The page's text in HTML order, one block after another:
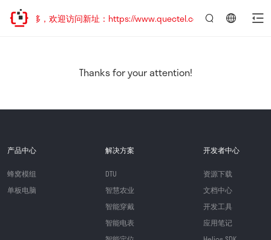
址已迁移，欢迎访问新址：https://www.quectel.com.cn
Thanks for your attention!
产品中心
蜂窝模组
单板电脑
解决方案
DTU
智慧农业
智能穿戴
智能电表
开发者中心
资源下载
文档中心
开发工具
应用笔记